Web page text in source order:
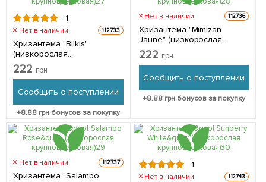
1
Нет в наличии 112733
Хризантема "Bilkis"
(низкорослая
крупноцветковая) 1
саженец в упаковке
222 грн
Сообщить о поступлении
+8.88 грн бонусов за покупку
Нет в наличии 112736
Хризантема "Mimizan
Jaune" (низкорослая
крупноцветковая) 1
саженец в упаковке
222 грн
Сообщить о поступлении
+8.88грн бонусов за покупку
Нет в наличии 112737
Хризантема "Salambo
1
Нет в наличии 112743